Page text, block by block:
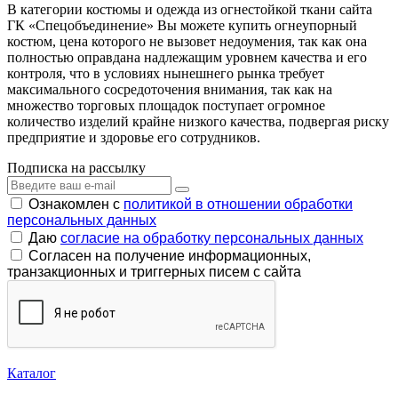
В категории костюмы и одежда из огнестойкой ткани сайта
ГК «Спецобъединение» Вы можете купить огнеупорный
костюм, цена которого не вызовет недоумения, так как она
полностью оправдана надлежащим уровнем качества и его
контроля, что в условиях нынешнего рынка требует
максимального сосредоточения внимания, так как на
множество торговых площадок поступает огромное
количество изделий крайне низкого качества, подвергая риску
предприятие и здоровье его сотрудников.
Подписка на рассылку
Ознакомлен с политикой в отношении обработки
персональных данных
Даю согласие на обработку персональных данных
Согласен на получение информационных,
транзакционных и триггерных писем с сайта
Каталог